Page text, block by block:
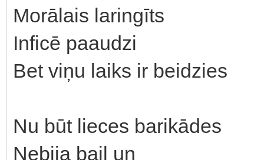
Morālais laringīts
Inficē paaudzi
Bet viņu laiks ir beidzies
Nu būt lieces barikādes
Nebija bail un